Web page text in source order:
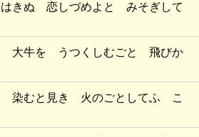
きぬ 恋しづめよと みそぎして
大牛を うつくしむごと 飛びか
染むと見き 火のごとしてふ こ